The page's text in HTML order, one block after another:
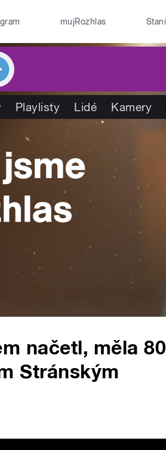
mujRozhlas
Playlisty Lidé Kamery
načetl, měla
Stránským